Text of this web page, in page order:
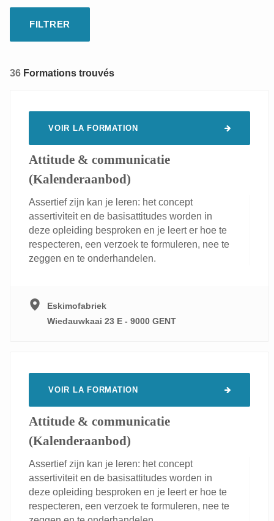
Sur mesure
36 Formations trouvés
VOIR LA FORMATION
Attitude & communicatie
(Kalenderaanbod)
Assertief zijn kan je leren: het concept
assertiviteit en de basisattitudes worden in
deze opleiding besproken en je leert er hoe te
respecteren, een verzoek te formuleren, nee te
zeggen en te onderhandelen.
Eskimofabriek
Wiedauwkaai 23 E - 9000 GENT
VOIR LA FORMATION
Attitude & communicatie
(Kalenderaanbod)
Assertief zijn kan je leren: het concept
assertiviteit en de basisattitudes worden in
deze opleiding besproken en je leert er hoe te
respecteren, een verzoek te formuleren, nee te